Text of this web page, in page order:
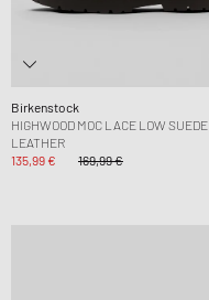
Birkenstock
HIGHWOOD MOC LACE LOW SUEDE
LEATHER
135,99 €
169,99 €